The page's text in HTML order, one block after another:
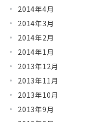
2014年4月
2014年3月
2014年2月
2014年1月
2013年12月
2013年11月
2013年10月
2013年9月